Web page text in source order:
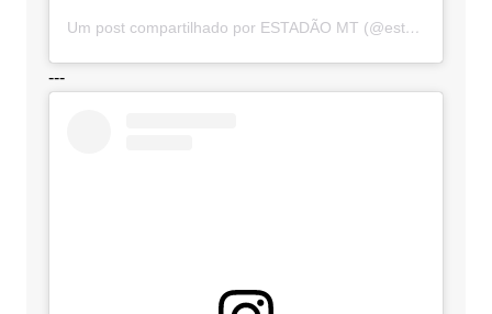
Um post compartilhado por ESTADÃO MT (@estadaomt)
---